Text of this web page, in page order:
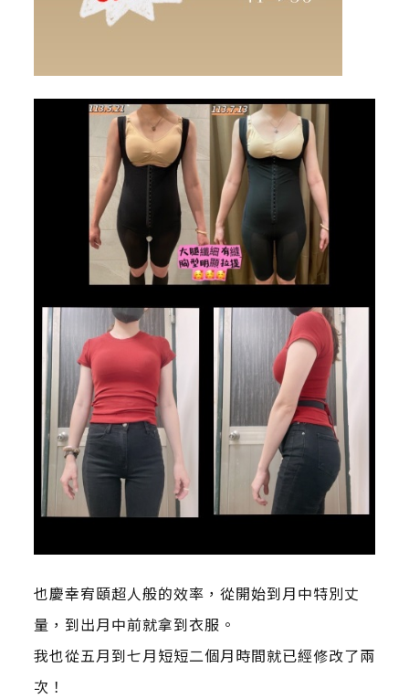
也慶幸宥頤超人般的效率，從開始到月中特別丈
量，到出月中前就拿到衣服。
我也從五月到七月短短二個月時間就已經修改了兩
次！